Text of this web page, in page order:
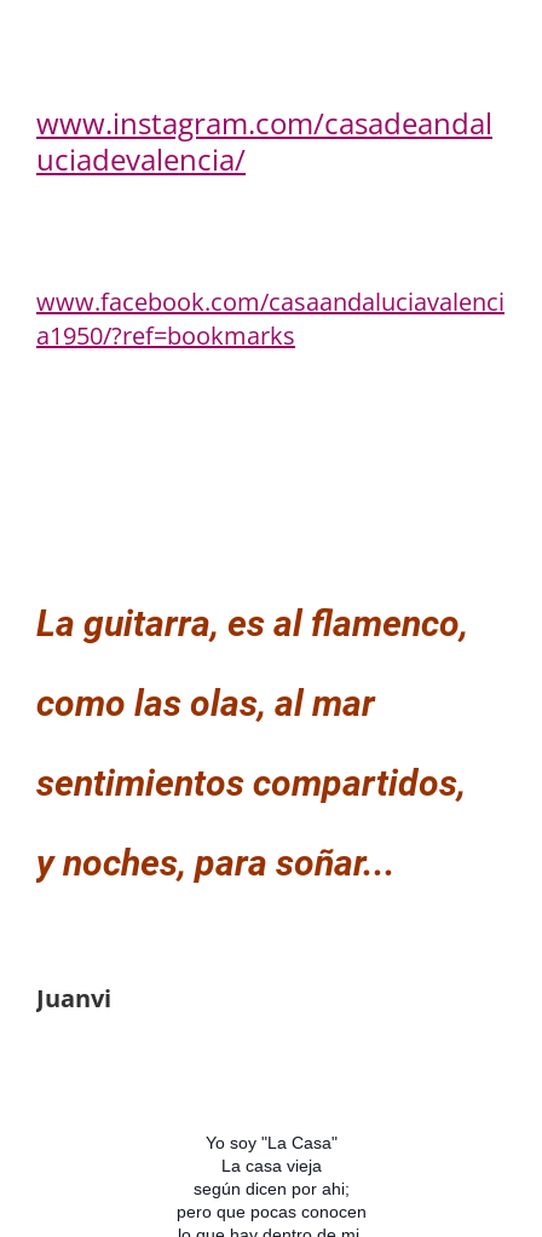
www.instagram.com/casadeandal
uciadevalencia/
www.facebook.com/casaandaluciavalenci
a1950/?ref=bookmarks
La guitarra, es al flamenco,
como las olas, al mar
sentimientos compartidos,
y noches, para soñar...
Juanvi
Yo soy "La Casa"
La casa vieja
según dicen por ahi;
pero que pocas conocen